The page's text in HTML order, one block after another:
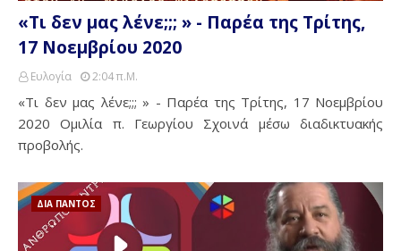
«Τι δεν μας λένε;;; » - Παρέα της Τρίτης,
17 Νοεμβρίου 2020
Ευλογία 2:04 Π.μ.
«Τι δεν μας λένε;;; » - Παρέα της Τρίτης, 17 Νοεμβρίου
2020 Ομιλία π. Γεωργίου Σχοινά μέσω διαδικτυακής
προβολής.
ΔΙΑ ΠΑΝΤΟΣ